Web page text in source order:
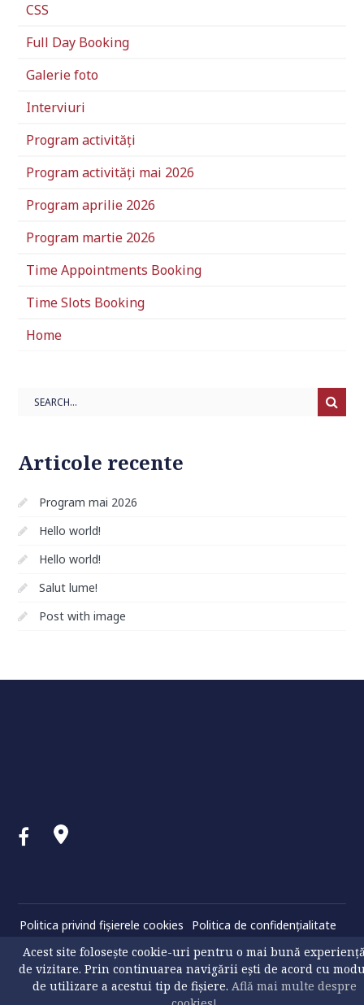
CSS
Full Day Booking
Galerie foto
Interviuri
Program activități
Program activități mai 2026
Program aprilie 2026
Program martie 2026
Time Appointments Booking
Time Slots Booking
Home
Search
Articole recente
Program mai 2026
Hello world!
Hello world!
Salut lume!
Post with image
Politica privind fișierele cookies Politica de confidenţialitate
Acest site folosește cookie-uri pentru o mai bună
de vizitare. Prin continuarea navigării ești de acord cu
de utilizare a acestui tip de fișiere. Află mai multe despre